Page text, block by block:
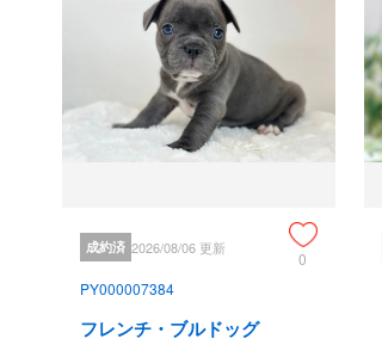
成約済 2026/08/06 更新
0
PY000007384
フレンチ・ブルドッグ